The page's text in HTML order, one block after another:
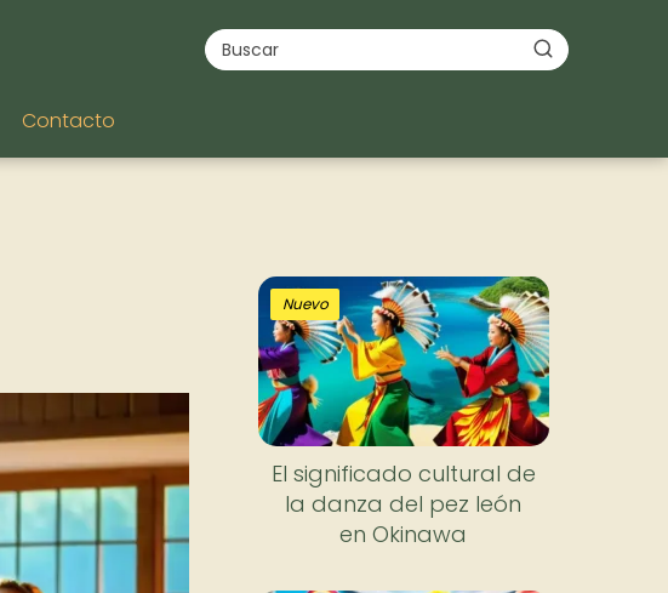
Contacto
Nuevo
El significado cultural de
la danza del pez león
en Okinawa